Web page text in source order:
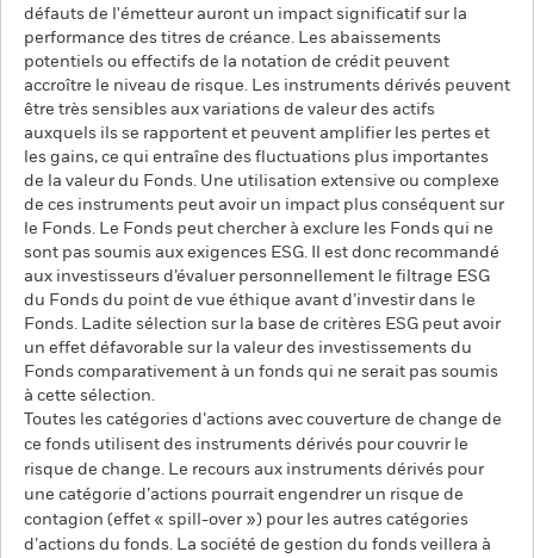
défauts de l'émetteur auront un impact significatif sur la
performance des titres de créance. Les abaissements
potentiels ou effectifs de la notation de crédit peuvent
accroître le niveau de risque. Les instruments dérivés peuvent
être très sensibles aux variations de valeur des actifs
auxquels ils se rapportent et peuvent amplifier les pertes et
les gains, ce qui entraîne des fluctuations plus importantes
de la valeur du Fonds. Une utilisation extensive ou complexe
de ces instruments peut avoir un impact plus conséquent sur
le Fonds. Le Fonds peut chercher à exclure les Fonds qui ne
sont pas soumis aux exigences ESG. Il est donc recommandé
aux investisseurs d’évaluer personnellement le filtrage ESG
du Fonds du point de vue éthique avant d’investir dans le
Fonds. Ladite sélection sur la base de critères ESG peut avoir
un effet défavorable sur la valeur des investissements du
Fonds comparativement à un fonds qui ne serait pas soumis
à cette sélection.
Toutes les catégories d’actions avec couverture de change de
ce fonds utilisent des instruments dérivés pour couvrir le
risque de change. Le recours aux instruments dérivés pour
une catégorie d’actions pourrait engendrer un risque de
contagion (effet « spill-over ») pour les autres catégories
d’actions du fonds. La société de gestion du fonds veillera à